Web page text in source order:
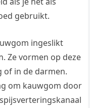
gebruikt.
ingeslikt
Ze vormen op deze
of in de darmen.
om kauwgom door